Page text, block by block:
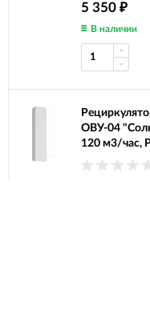
5 350 ₽
В наличии
ОВУ-04
120 м3/час,